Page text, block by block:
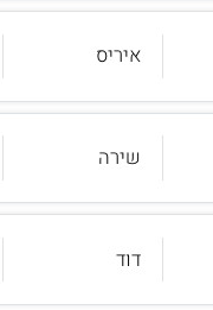
איריס
שירה
דוד